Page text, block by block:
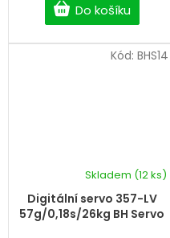
Do košíku
Digitální servo 357-LV
57g/0,18s/26kg BH Servo
Skladem (12 ks)
Kód: BHS14